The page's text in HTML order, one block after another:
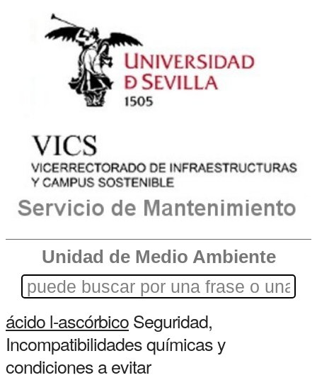
Unidad de Medio Ambiente
ácido l-ascórbicoSeguridad,
Incompatibilidades químicas y
condiciones a evitar